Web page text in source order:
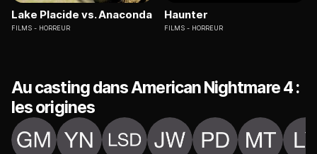
Lake Placide vs. Anaconda
FILMS HORREUR
Haunter
FILMS HORREUR
Au casting dans American Nightmare 4 :
les origines